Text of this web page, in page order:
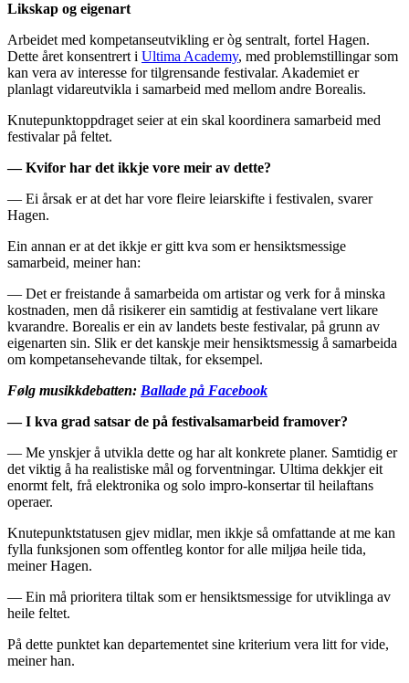
Likskap og eigenart
Arbeidet med kompetanseutvikling er òg sentralt, fortel Hagen.
Dette året konsentrert i Ultima Academy, med problemstillingar som
kan vera av interesse for tilgrensande festivalar. Akademiet er
planlagt vidareutvikla i samarbeid med mellom andre Borealis.
Knutepunktoppdraget seier at ein skal koordinera samarbeid med
festivalar på feltet.
— Kvifor har det ikkje vore meir av dette?
— Ei årsak er at det har vore fleire leiarskifte i festivalen, svarer
Hagen.
Ein annan er at det ikkje er gitt kva som er hensiktsmessige
samarbeid, meiner han:
— Det er freistande å samarbeida om artistar og verk for å minska
kostnaden, men då risikerer ein samtidig at festivalane vert likare
kvarandre. Borealis er ein av landets beste festivalar, på grunn av
eigenarten sin. Slik er det kanskje meir hensiktsmessig å samarbeida
om kompetansehevande tiltak, for eksempel.
Følg musikkdebatten: Ballade på Facebook
— I kva grad satsar de på festivalsamarbeid framover?
— Me ynskjer å utvikla dette og har alt konkrete planer. Samtidig er
det viktig å ha realistiske mål og forventningar. Ultima dekkjer eit
enormt felt, frå elektronika og solo impro-konsertar til heilaftans
operaer.
Knutepunktstatusen gjev midlar, men ikkje så omfattande at me kan
fylla funksjonen som offentleg kontor for alle miljøa heile tida,
meiner Hagen.
— Ein må prioritera tiltak som er hensiktsmessige for utviklinga av
heile feltet.
På dette punktet kan departementet sine kriterium vera litt for vide,
meiner han.